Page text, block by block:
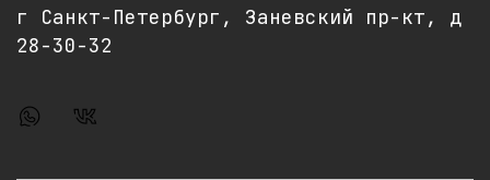
г Санкт-Петербург, Заневский пр-кт, д
28-30-32